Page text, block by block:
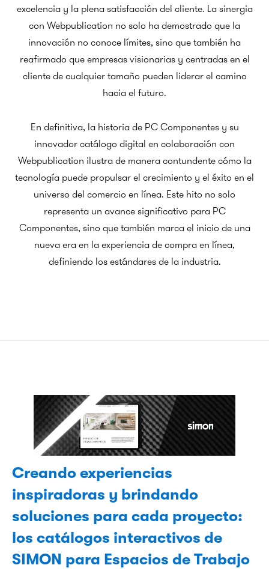
excelencia y la plena satisfacción del cliente. La sinergia
con Webpublication no solo ha demostrado que la
innovación no conoce límites, sino que también ha
reafirmado que empresas visionarias y centradas en el
cliente de cualquier tamaño pueden liderar el camino
hacia el futuro.
En definitiva, la historia de PC Componentes y su
innovador catálogo digital en colaboración con
Webpublication ilustra de manera contundente cómo la
tecnología puede propulsar el crecimiento y el éxito en el
universo del comercio en línea. Este hito no solo
representa un avance significativo para PC
Componentes, sino que también marca el inicio de una
nueva era en la experiencia de compra en línea,
definiendo los estándares de la industria.
Creando experiencias
inspiradoras y brindando
soluciones para cada proyecto:
los catálogos interactivos de
SIMON para Espacios de Trabajo